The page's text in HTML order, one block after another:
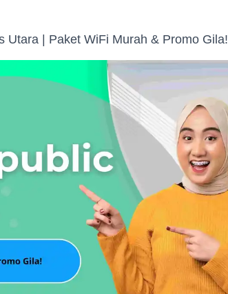
Utara | Paket WiFi Murah & Promo Gila!